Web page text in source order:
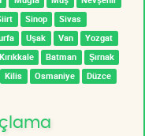
Sinop
Sivas
Uşak Van
Yozgat
Kırıkkale Batman
Şırnak
Kilis Osmaniye Düzce